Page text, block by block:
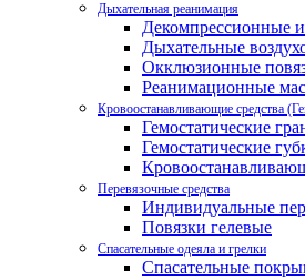
Дыхательная реанимация
Декомпрессионные
Дыхательные
Окклюзионные
Реанимационные
Кровоостанавливающие средства
Гемостатические
Гемостатические
Перевязочные средства
Индивидуальные
Повязки гелевые
Спасательные одеяла и грелки
Спасательные